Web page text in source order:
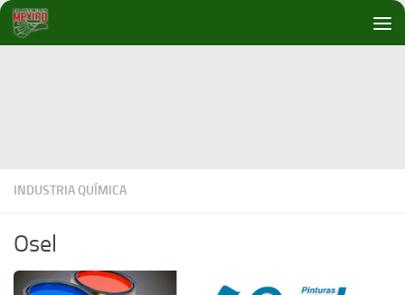
Debajo del contenido
INDUSTRIA QUÍMICA
Osel